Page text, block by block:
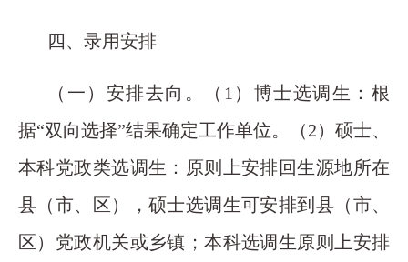
四、录用安排
（一）安排去向。（1）博士选调生：根
据“双向选择”结果确定工作单位。（2）硕士、
本科党政类选调生：原则上安排回生源地所在
县（市、区），硕士选调生可安排到县（市、
区）党政机关或乡镇；本科选调生原则上安排